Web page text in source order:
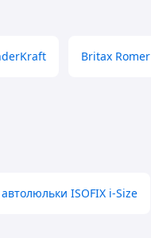
Britax Romer
ISOFIX i-Size